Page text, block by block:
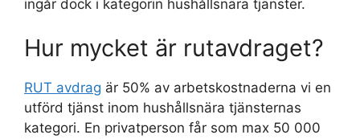
ingår dock i kategorin hushållsnära tjänster.
Hur mycket är rutavdraget?
RUT avdrag är 50% av arbetskostnaderna vi en
utförd tjänst inom hushållsnära tjänsternas
kategori. En privatperson får som max 50 000